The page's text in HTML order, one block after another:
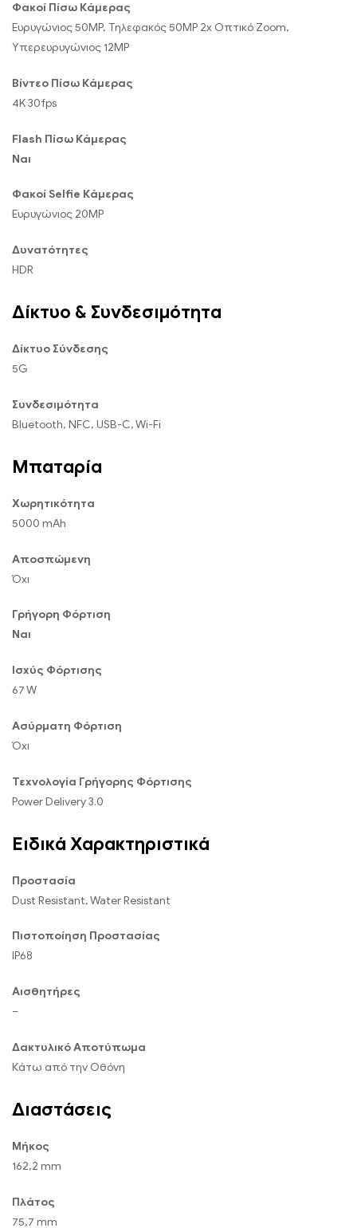
Φακοί Πίσω Κάμερας
Ευρυγώνιος 50MP, Τηλεφακός 50MP 2x Οπτικό Zoom,
Υπερευρυγώνιος 12MP
Βίντεο Πίσω Κάμερας
4K 30fps
Flash Πίσω Κάμερας
Ναι
Φακοί Selfie Κάμερας
Ευρυγώνιος 20MP
Δυνατότητες
HDR
Δίκτυο & Συνδεσιμότητα
Δίκτυο Σύνδεσης
5G
Συνδεσιμότητα
Bluetooth, NFC, USB-C, Wi-Fi
Μπαταρία
Χωρητικότητα
5000 mAh
Αποσπώμενη
Όχι
Γρήγορη Φόρτιση
Ναι
Ισχύς Φόρτισης
67 W
Ασύρματη Φόρτιση
Όχι
Τεχνολογία Γρήγορης Φόρτισης
Power Delivery 3.0
Ειδικά Χαρακτηριστικά
Προστασία
Dust Resistant, Water Resistant
Πιστοποίηση Προστασίας
IP68
Αισθητήρες
–
Δακτυλικό Αποτύπωμα
Κάτω από την Οθόνη
Διαστάσεις
Μήκος
162,2 mm
Πλάτος
75,7 mm